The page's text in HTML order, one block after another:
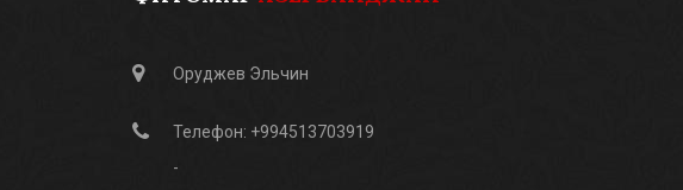
Оруджев Эльчин
Телефон: +994513703919
-